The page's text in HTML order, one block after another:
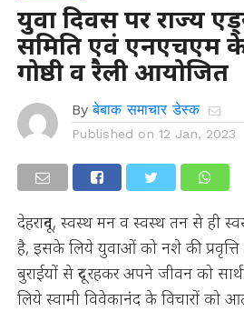
युवा दिवस पर राज्य
समिति एवं एनएचएम
गोष्ठी व रैली आयोजित
By बेबाक समाचार डेस्क
Published on 12 Jan, 2023
देहरादून, स्वस्थ मन व स्वस्थ तन से ही
है, इसके लिये युवाओं को नशे की
बुराईयों से दूर रहकर अपने जीवन को
लिये स्वामी विवेकानंद के विचारों को